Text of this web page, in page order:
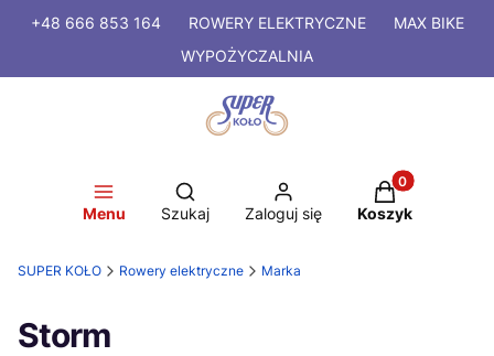
+48 666 853 164 ROWERYELEKTRYCZNE
MAX BIKE
WYPOŻYCZALNIA
Menu
Otwórz wyszukiwarkę
Szukaj Zaloguj się
Produkty w
Koszyk
SUPER KOŁO Rowery elektryczne Marka
Storm